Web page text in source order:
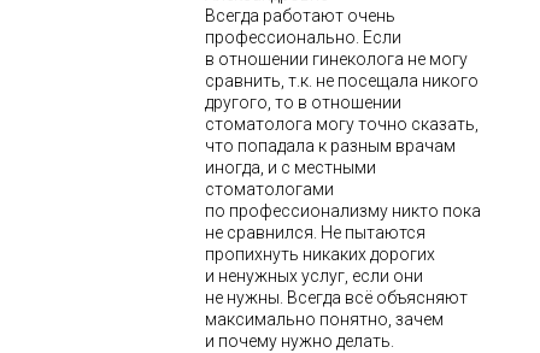
Всегда работают очень
профессионально. Если
в отношении гинеколога не могу
сравнить, т.к. не посещала никого
другого, то в отношении
стоматолога могу точно сказать,
что попадала к разным врачам
иногда, и с местными
стоматологами
по профессионализму никто пока
не сравнился. Не пытаются
пропихнуть никаких дорогих
и ненужных услуг, если они
не нужны. Всегда всё объясняют
максимально понятно, зачем
и почему нужно делать.